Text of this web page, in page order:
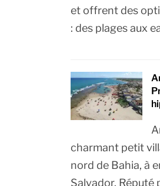
et offrent des
: des plages aux
charmant petit
nord de Bahia, à
Salvador. Réputé